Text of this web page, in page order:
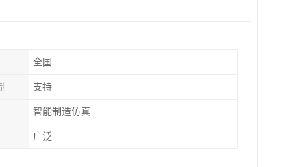
全国
支持
智能制造仿真
广泛